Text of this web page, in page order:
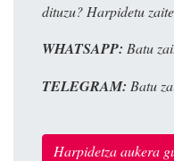
dituzu? Harpidetu
WHATSAPP: Batu
TELEGRAM: Batu
Harpidetza aukera